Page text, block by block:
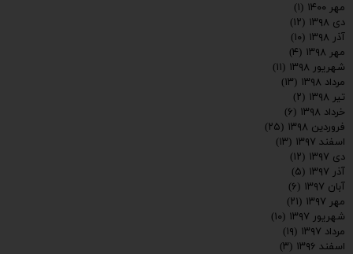
مهر ۱۴۰۰
(۱)
دی ۱۳۹۸
(۱۲)
آذر ۱۳۹۸
(۱۰)
مهر ۱۳۹۸
(۴)
شهریور ۱۳۹۸
(۱۱)
مرداد ۱۳۹۸
(۱۳)
تیر ۱۳۹۸
(۲)
خرداد ۱۳۹۸
(۶)
فروردین ۱۳۹۸
(۲۵)
اسفند ۱۳۹۷
(۱۳)
دی ۱۳۹۷
(۱۲)
آذر ۱۳۹۷
(۵)
آبان ۱۳۹۷
(۶)
مهر ۱۳۹۷
(۲۱)
شهریور ۱۳۹۷
(۱۰)
مرداد ۱۳۹۷
(۱۹)
اسفند ۱۳۹۶
(۳)